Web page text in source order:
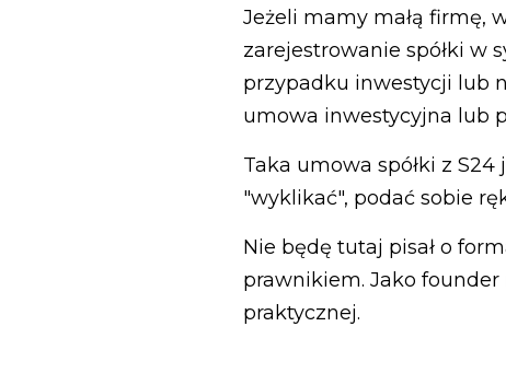
Jeżeli mamy małą firmę,
zarejestrowanie spółki w
przypadku inwestycji lub
umowa inwestycyjna lub
Taka umowa spółki z S24
"wyklikać", podać sobie
Nie będę tutaj pisał o
prawnikiem. Jako founder
praktycznej.